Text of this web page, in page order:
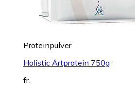
Proteinpulver
Holistic Ärtprotein 750g
fr.